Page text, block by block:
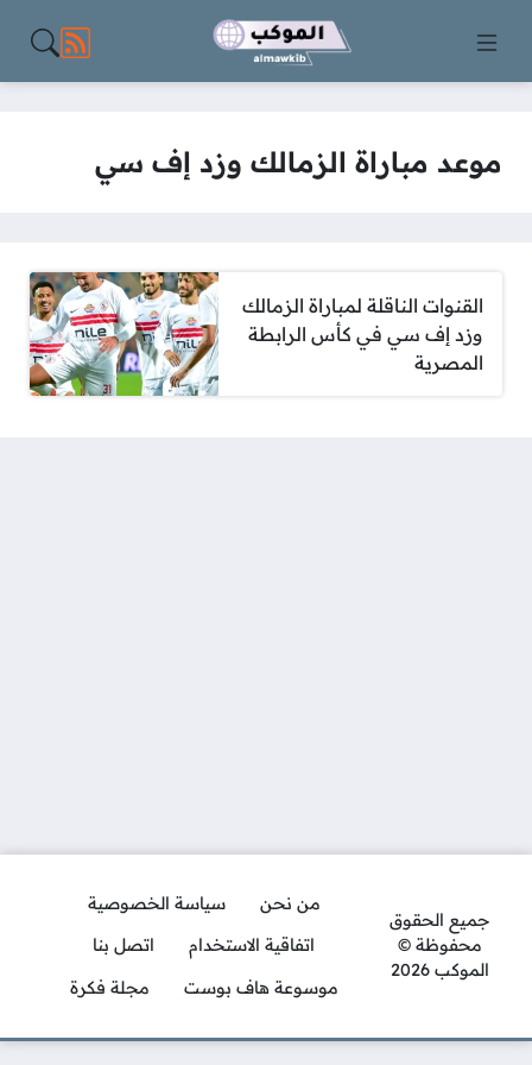
مواقع
موعد مباراة الزمالك وزد إف سي
القنوات الناقلة لمباراة الزمالك
وزد إف سي في كأس الرابطة
المصرية
جميع الحقوق
محفوظة ©
الموكب 2026
من نحن
سياسة الخصوصية
اتفاقية الاستخدام
اتصل بنا
موسوعة هاف بوست
مجلة فكرة